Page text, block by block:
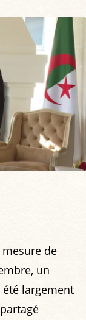
de
un
été largement